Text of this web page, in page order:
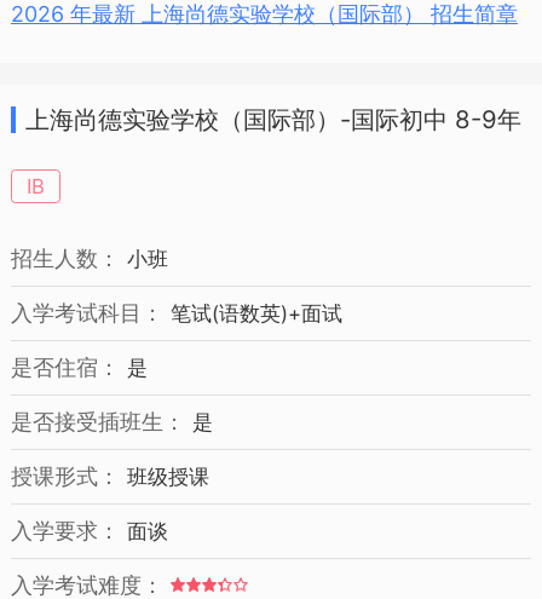
2026 年最新 上海尚德实验学校（国际部） 招生简章
上海尚德实验学校（国际部）-国际初中 8-9年
IB
招生人数： 小班
入学考试科目： 笔试(语数英)+面试
是否住宿： 是
是否接受插班生： 是
授课形式： 班级授课
入学要求： 面谈
入学考试难度：